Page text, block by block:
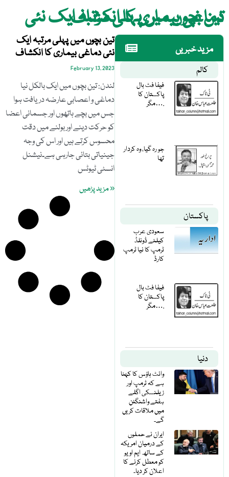
تین بچوں میں پہلی مرتبہ ایک نئی دماغی بیماری کا انکشاف
مزید خبریں
کالم
فیفا فٹ بال
پاکستان کا
مگر….
جو رہ گیا، وہ کردار
تھا
پاکستان
سعودی عرب
کیلئے ڈونلڈ
ٹرمپ کا نیا ٹرمپ
کارڈ
فیفا فٹ بال
پاکستان کا
مگر….
دنیا
وائٹ ہاؤس کا کہنا
ہے کہ ٹرمپ اور
زیلنسکی اگلے
ہفتے واشنگٹن
میں ملاقات کریں
گے۔
ایران نے حملوں
کے درمیان امریکہ
کے ساتھ ایم او یو
کو معطل کرنے کا
اعلان کر دیا۔
تین بچوں میں پہلی مرتبہ ایک
نئی دماغی بیماری کا انکشاف
February 13, 2023
لندن: تین بچوں میں ایک بالکل نیا
دماغی و اعصابی عارضہ دریافت ہوا
جس میں بچے ہاتھوں اور جسمانی اعضا
کو حرکت دینے اور بولنے میں دقت
محسوس کرتے ہیں اور اس کی وجہ
جینیاتی بتائی جارہی ہے۔نیشنل
انسٹی ٹیوٹس
« مزید پڑھیں